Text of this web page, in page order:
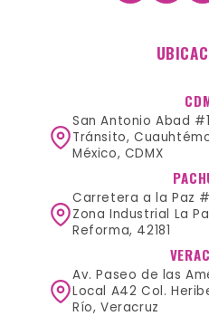
San Antonio Abad
Tránsito,
México, CDMX
Carretera a la Paz
Zona Industrial La
Reforma, 42181
Av. Paseo de las
Local A42 Col.
Río, Veracruz